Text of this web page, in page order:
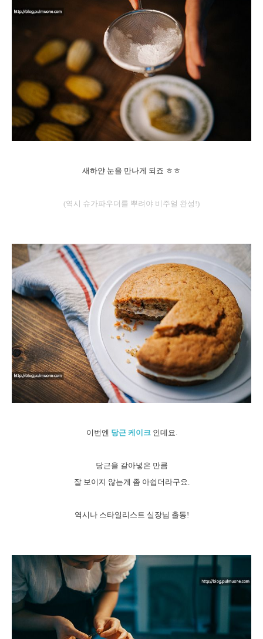
새하얀 눈을 만나게 되죠 ㅎㅎ
(역시 슈가파우더를 뿌려야 비주얼 완성!)
이번엔 당근 케이크인데요.
당근을 갈아넣은 만큼
잘 보이지 않는게 좀 아쉽더라구요.
역시나 스타일리스트 실장님 출동!